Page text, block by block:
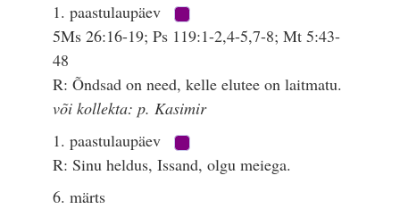
1. paastulaupäev
5Ms 26:16-19; Ps 119:1-2,4-5,7-8; Mt 5:43-
48
R: Õndsad on need, kelle elutee on laitmatu.
või kollekta: p. Kasimir
1. paastulaupäev
R: Sinu heldus, Issand, olgu meiega.
6. märts